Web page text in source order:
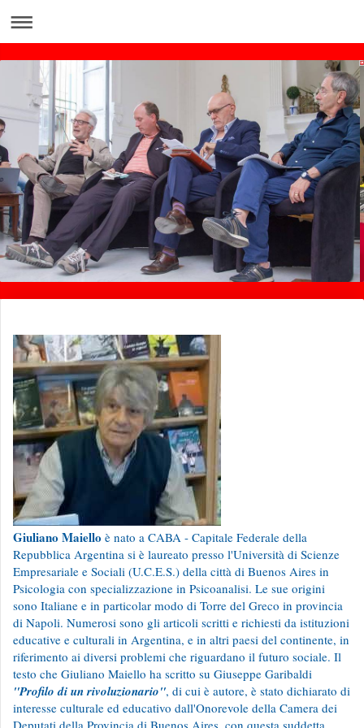
Giuliano Maiello è nato a CABA - Capitale Federale della
Repubblica Argentina si è laureato presso l'Università di Scienze
Empresariale e Sociali (U.C.E.S.) della città di Buenos Aires in
Psicologia con specializzazione in Psicoanalisi. Le sue origini
sono Italiane e in particolar modo di Torre del Greco in provincia
di Napoli. Numerosi sono gli articoli scritti e richiesti da istituzioni
educative e culturali in Argentina, e in altri paesi del continente, in
riferimento ai diversi problemi che riguardano il futuro sociale. Il
testo che Giuliano Maiello ha scritto su Giuseppe Garibaldi
"Profilo di un rivoluzionario", di cui è autore, è stato dichiarato di
interesse culturale ed educativo dall'Onorevole della Camera dei
Deputati della Provincia di Buenos Aires, con questa suddetta